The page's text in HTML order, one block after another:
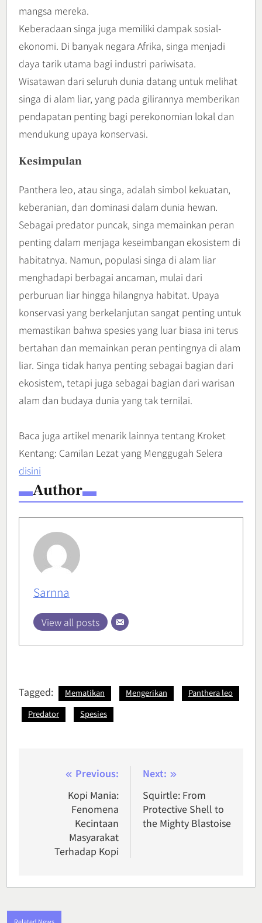
mangsa mereka.
Keberadaan singa juga memiliki dampak sosial-
ekonomi. Di banyak negara Afrika, singa menjadi
daya tarik utama bagi industri pariwisata.
Wisatawan dari seluruh dunia datang untuk melihat
singa di alam liar, yang pada gilirannya memberikan
pendapatan penting bagi perekonomian lokal dan
mendukung upaya konservasi.
Kesimpulan
Panthera leo, atau singa, adalah simbol kekuatan,
keberanian, dan dominasi dalam dunia hewan.
Sebagai predator puncak, singa memainkan peran
penting dalam menjaga keseimbangan ekosistem di
habitatnya. Namun, populasi singa di alam liar
menghadapi berbagai ancaman, mulai dari
perburuan liar hingga hilangnya habitat. Upaya
konservasi yang berkelanjutan sangat penting untuk
memastikan bahwa spesies yang luar biasa ini terus
bertahan dan memainkan peran pentingnya di alam
liar. Singa tidak hanya penting sebagai bagian dari
ekosistem, tetapi juga sebagai bagian dari warisan
alam dan budaya dunia yang tak ternilai.
Baca juga artikel menarik lainnya tentang Kroket
Kentang: Camilan Lezat yang Menggugah Selera
disini
Author
Sarnna
View all posts
Tagged: Mematikan Mengerikan
Panthera leo
Predator
Spesies
navigation
Previous:
Kopi Mania:
Fenomena
Kecintaan
Masyarakat
Terhadap Kopi
Next:
Squirtle: From
Protective Shell to
the Mighty Blastoise